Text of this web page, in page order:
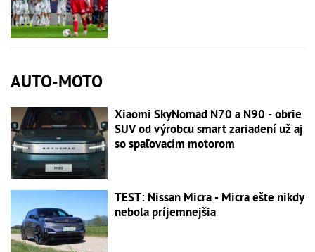
AUTO-MOTO
Xiaomi SkyNomad N70 a N90 - obrie
SUV od výrobcu smart zariadení už aj
so spaľovacím motorom
TEST: Nissan Micra - Micra ešte nikdy
nebola príjemnejšia